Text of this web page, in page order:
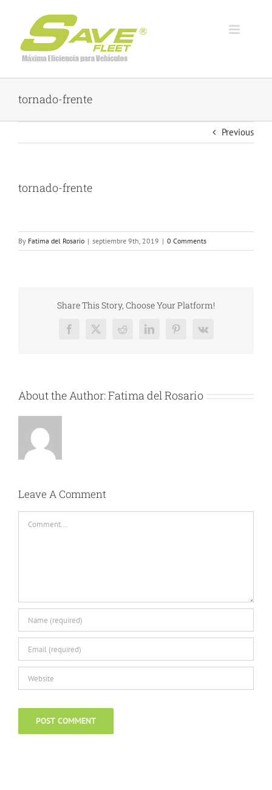
content
tornado-frente
Previous
tornado-frente
By Fatima del Rosario | septiembre 9th, 2019 | 0 Comments
Share This Story, Choose Your Platform!
Facebook
X RedditLinkedInPinterest
Vk
About the Author:Fatima del Rosario
Leave A Comment